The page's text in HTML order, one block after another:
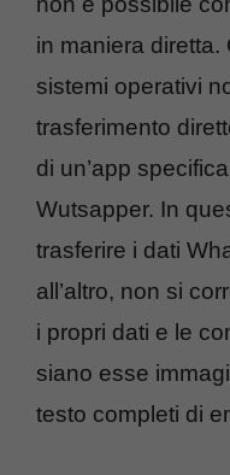
in maniera diretta.
sistemi operativi
trasferimento
di un’app
Wutsapper. In
trasferire i dati
all’altro, non si
i propri dati e le
siano esse
testo completi di